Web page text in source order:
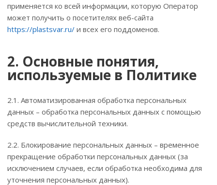
применяется ко всей информации, которую Оператор
может получить о посетителях веб-сайта
https://plastsvar.ru/ и всех его поддоменов.
2. Основные понятия,
используемые в Политике
2.1. Автоматизированная обработка персональных
данных – обработка персональных данных с помощью
средств вычислительной техники.
2.2. Блокирование персональных данных – временное
прекращение обработки персональных данных (за
исключением случаев, если обработка необходима для
уточнения персональных данных).